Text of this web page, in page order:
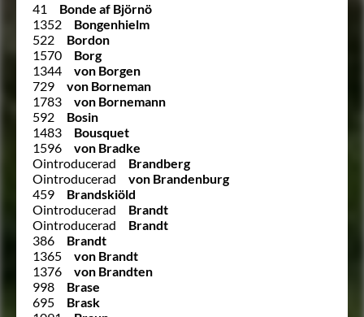
41
Bonde af Björnö
1352
Bongenhielm
522
Bordon
1570
Borg
1344
von Borgen
729
von Borneman
1783
von Bornemann
592
Bosin
1483
Bousquet
1596
von Bradke
Ointroducerad
Brandberg
Ointroducerad
von Brandenburg
459
Brandskiöld
Ointroducerad
Brandt
Ointroducerad
Brandt
386
Brandt
1365
von Brandt
1376
von Brandten
998
Brase
695
Brask